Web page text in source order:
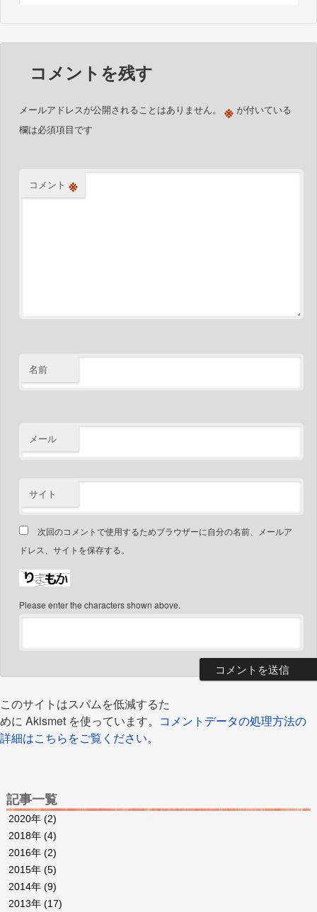
コメントを残す
メールアドレスが公開されることはありません。 ※ が付いている
欄は必須項目です
コメント ※
名前
メール
サイト
次回のコメントで使用するためブラウザーに自分の名前、メールア
ドレス、サイトを保存する。
Please enter the characters shown above.
このサイトはスパムを低減するた
めに Akismet を使っています。 コメントデータの処理方法の
詳細はこちらをご覧ください。
記事一覧
2020年 (2)
2018年 (4)
2016年 (2)
2015年 (5)
2014年 (9)
2013年 (17)